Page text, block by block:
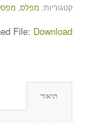
קטגוריות: מפלס,
File: Download
תיאור